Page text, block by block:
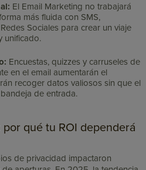
El Email Marketing no trabajará
más fluida con SMS,
Sociales para crear un viaje
unificado.
Encuestas, quizzes y carruseles de
en el email aumentarán el
recoger datos valiosos sin que el
de entrada.
qué tu ROI dependerá
de privacidad impactaron